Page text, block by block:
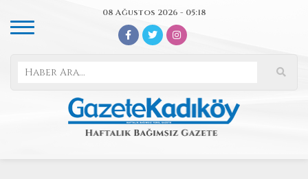
08 Ağustos 2026 - 05:18